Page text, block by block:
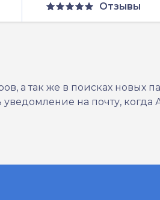
Отзывы
а так же в поисках новых
уведомление на почту,